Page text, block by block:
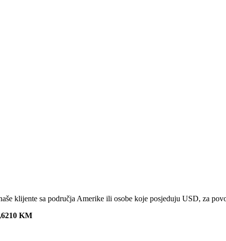
klijente sa područja Amerike ili osobe koje posjeduju USD, za
KM